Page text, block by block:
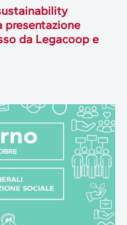
presentazione
da Legacoop e